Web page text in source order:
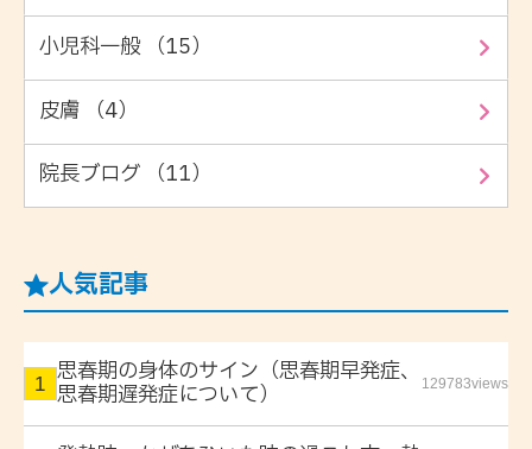
小児科一般 （15）
皮膚 （4）
院長ブログ （11）
人気記事
思春期の身体のサイン（思春期早発症、
思春期遅発症について） 129783views